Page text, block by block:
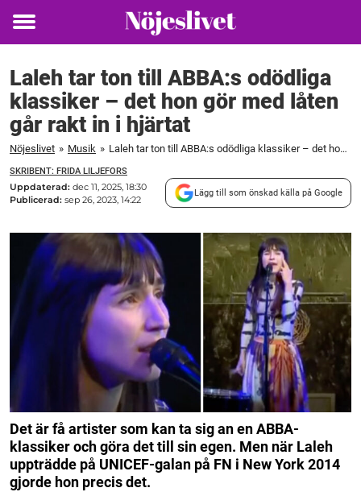
Toggle
Laleh tar ton till ABBA:s odödliga
klassiker – det hon gör med låten
går rakt in i hjärtat
Nöjeslivet » Musik » Laleh tar ton till ABBA:s odödliga klassiker – det hon gör med låten går rakt in i hjärtat
SKRIBENT: FRIDA LILJEFORS
Uppdaterad: dec 11, 2025, 18:30
Publicerad: sep 26, 2023, 14:22
Lägg till som önskad källa på Google
Det är få artister som kan ta sig an en ABBA-
klassiker och göra det till sin egen. Men när Laleh
uppträdde på UNICEF-galan på FN i New York 2014
gjorde hon precis det.